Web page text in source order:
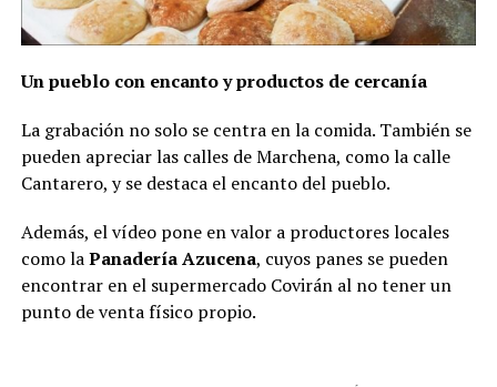
Un pueblo con encanto y productos de cercanía
La grabación no solo se centra en la comida. También se
pueden apreciar las calles de Marchena, como la calle
Cantarero, y se destaca el encanto del pueblo.
Además, el vídeo pone en valor a productores locales
como laPanadería Azucena, cuyos panes se pueden
encontrar en el supermercado Covirán al no tener un
punto de venta físico propio.